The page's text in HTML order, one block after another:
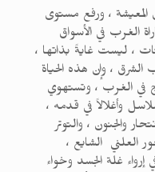
المعيشة ، ورفع مستوى
الغرب في الأسواق
، ليست غايةً بذاتها ،
، وإن هذه الحياة
في الغرب ، وتستهوي
وأغلالاً في قدمه ،
والجنون ، والتوتر
العلني الشايع ،
إرواء غلة الجسد وخواء